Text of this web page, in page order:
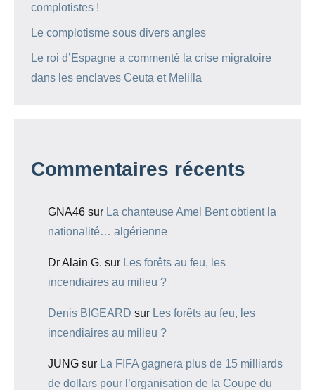
complotistes !
Le complotisme sous divers angles
Le roi d’Espagne a commenté la crise migratoire
dans les enclaves Ceuta et Melilla
Commentaires récents
GNA46 sur La chanteuse Amel Bent obtient la
nationalité… algérienne
Dr Alain G. sur Les forêts au feu, les
incendiaires au milieu ?
Denis BIGEARD sur Les forêts au feu, les
incendiaires au milieu ?
JUNG sur La FIFA gagnera plus de 15 milliards
de dollars pour l’organisation de la Coupe du